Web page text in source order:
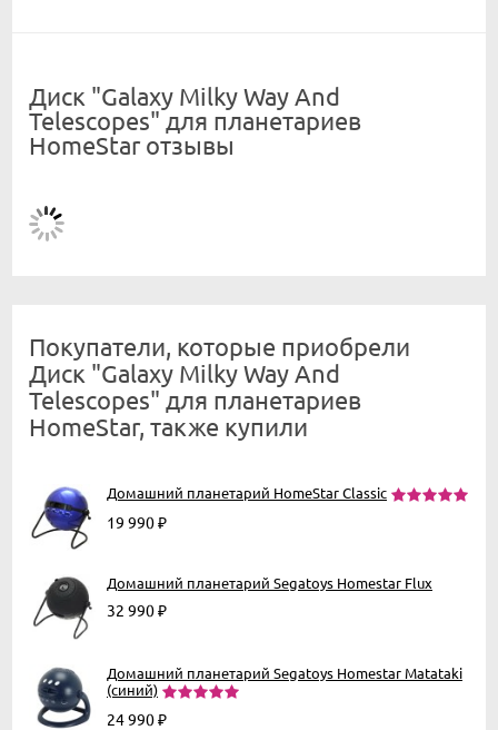
Диск "Galaxy Milky Way And
Telescopes" для планетариев
HomeStar отзывы
Покупатели, которые приобрели
Диск "Galaxy Milky Way And
Telescopes" для планетариев
HomeStar, также купили
Домашний планетарий HomeStar Classic
19 990₽
Домашний планетарий Segatoys Homestar Flux
32 990₽
Домашний планетарий Segatoys Homestar Matataki
(синий)
24 990₽